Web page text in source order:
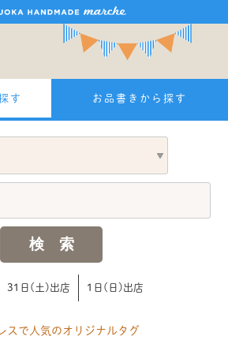
す お品書きから探す
31日(土)出店 1日(日)出店
スで人気のオリジナルタグ